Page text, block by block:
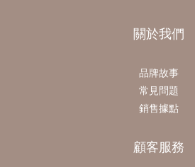
關於我們
品牌故事
常見問題
銷售據點
顧客服務